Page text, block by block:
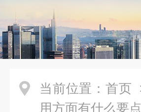
当前位置： 首页
用方面有什么要